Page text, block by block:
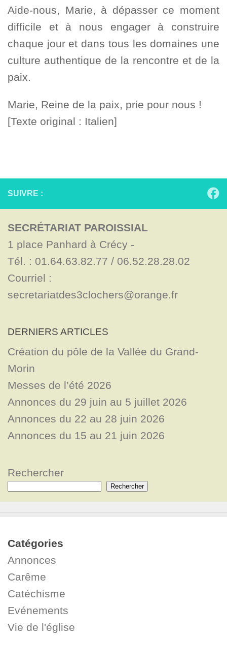
Aide-nous, Marie, à dépasser ce moment
difficile et à nous engager à construire
chaque jour et dans tous les domaines une
culture authentique de la rencontre et de la
paix.
Marie, Reine de la paix, prie pour nous !
[Texte original : Italien]
SUIVRE :
SECRÉTARIAT PAROISSIAL
1 place Panhard à Crécy -
Tél. : 01.64.63.82.77 / 06.52.28.28.02
Courriel :
secretariatdes3clochers@orange.fr
DERNIERS ARTICLES
Création du pôle de la Vallée du Grand-
Morin
Messes de l’été 2026
Annonces du 29 juin au 5 juillet 2026
Annonces du 22 au 28 juin 2026
Annonces du 15 au 21 juin 2026
Rechercher
Rechercher
Catégories
Annonces
Carême
Catéchisme
Evénements
Vie de l'église